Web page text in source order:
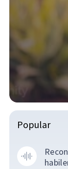
Popular